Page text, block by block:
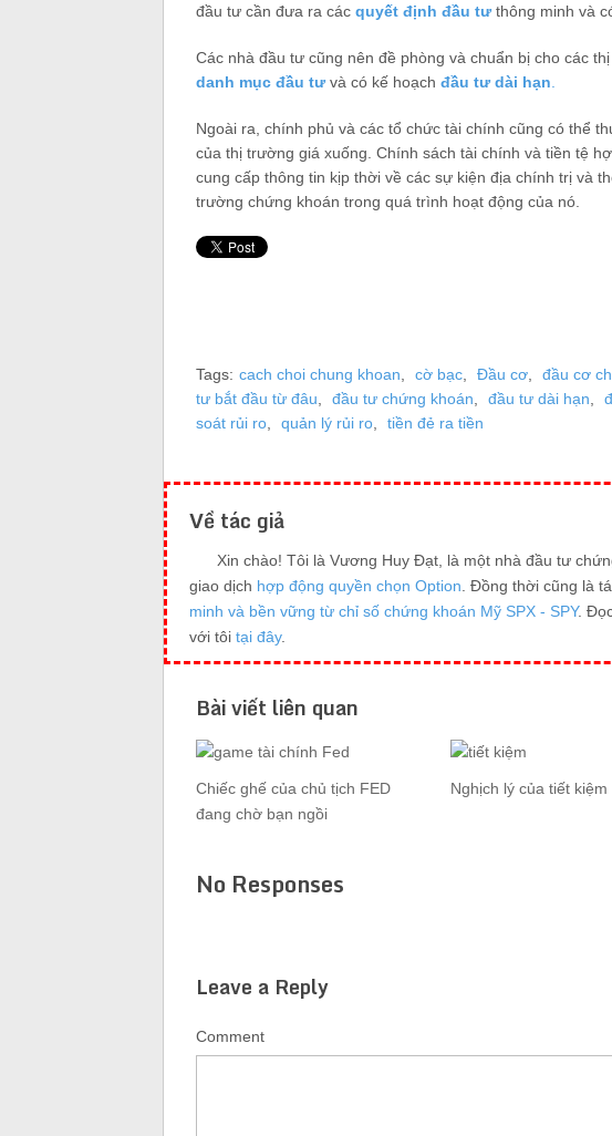
đầu tư cần đưa ra các quyết định đầu tưthông minh và
Các nhà đầu tư cũng nên đề phòng và chuẩn bị cho các
danh mục đầu tưvà có kế hoạch đầu tư dài hạn
Ngoài ra, chính phủ và các tổ chức tài chính cũng có thể
của thị trường giá xuống. Chính sách tài chính và tiền tệ
cung cấp thông tin kịp thời về các sự kiện địa chính trị và
trường chứng khoán trong quá trình hoạt động của nó.
Tags: cach choi chung khoan cờ bạc, Đầu cơ, đầu cơ
tư bắt đầu từ đâu
đầu tư chứng khoán đầu tư dài hạn
soát rủi ro, quản lý rủi ro, tiền đẻ ra tiền
Về tác giả
Xin chào! Tôi là Vương Huy Đạt, là một nhà đầu tư
giao dịch hợp động quyền chọn Option . Đồng thời cũng là
minh và bền vững từ chỉ số chứng khoán Mỹ SPX - SPY.
với tôi tại đây.
Bài viết liên quan
Chiếc ghế của chủ tịch FED
đang chờ bạn ngồi
Nghịch lý của tiết kiệm
No Responses
Leave a Reply
Comment